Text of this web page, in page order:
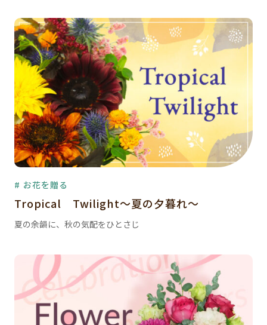
# お花を贈る
Tropical Twilight～夏の夕暮れ～
夏の余韻に、秋の気配をひとさじ